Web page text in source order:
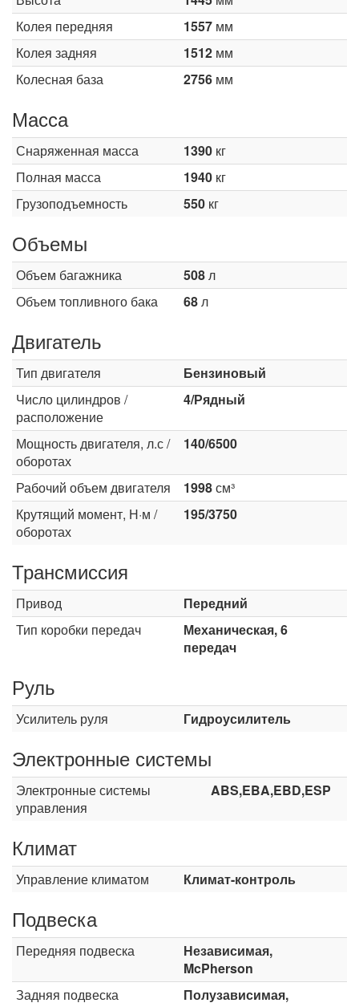
Колея передняя
1557 мм
Колея задняя
1512 мм
Колесная база
2756 мм
Масса
Снаряженная масса 1390 кг
Полная масса
1940 кг
Грузоподъемность
550 кг
Объемы
Объем багажника 508л
Объем топливного бака
68л
Двигатель
Тип двигателя
Бензиновый
Число цилиндров /
расположение
4/Рядный
Мощность двигателя, л.с /
оборотах
140/6500
Рабочий объем двигателя 1998см³
Крутящий момент, Н·м /
оборотах
195/3750
Трансмиссия
Привод
Передний
Тип коробки передач
Механическая, 6
передач
Руль
Усилитель руля Гидроусилитель
Электронные системы
Электронные системы
управления
ABS,EBA,EBD,ESP
Климат
Управление климатом Климат-контроль
Подвеска
Передняя подвеска
Независимая,
McPherson
Задняя подвеска
Полузависимая,